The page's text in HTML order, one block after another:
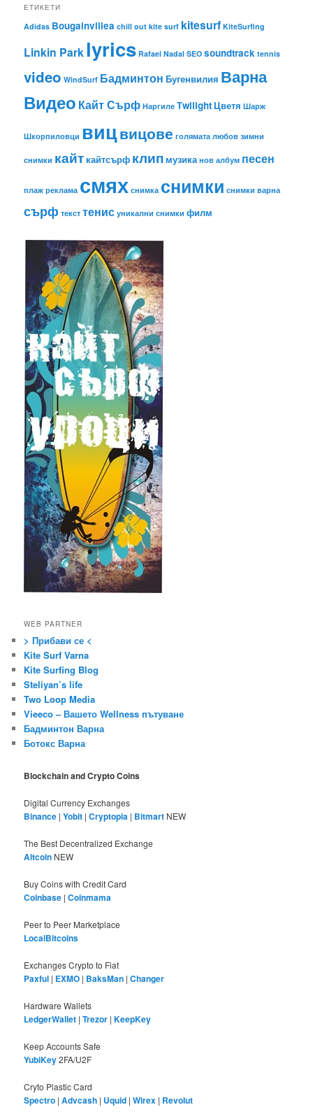
ЕТИКЕТИ
Adidas Bougainvillea chill out kite surf kitesurf KiteSurfing
Linkin Parklyrics Rafael Nadal SEO soundtrack tennis
video WindSurf Бадминтон Бугенвилия Варна
Видео Кайт Сърф Наргиле ТwilightЦветя Шарж
Шкорпиловци вицвицове голямата любов зимни
снимки кайт кайтсърф клип музика нов албум песен
плаж реклама смях снимка снимки снимки варна
сърф текст тенис уникални снимки филм
WEB PARTNER
> Прибави се <
Kite Surf Varna
Kite Surfing Blog
Steliyan’s life
Two Loop Media
Vieeco – Вашето Wellness пътуване
Бадминтон Варна
Ботокс Варна
Blockchain and Crypto Coins
Digital Currency Exchanges
Binance |Yobit |Cryptopia | Bitmart NEW
The Best Decentralized Exchange
Altcoin NEW
Buy Coins with Credit Card
Coinbase |Coinmama
Peer to Peer Marketplace
LocalBitcoins
Exchanges Crypto to Fiat
Paxful | EXMO | BaksMan |Changer
Hardware Wallets
LedgerWallet |Trezor |KeepKey
Keep Accounts Safe
YubiKey2FA/U2F
Cryto Plastic Card
Spectro |Advcash | Uquid |Wirex | Revolut